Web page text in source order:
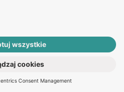
E-KONSULTACJĘ
lub spłycenie oddechu,
bicie serca.
twarzy, rąk lub nóg,